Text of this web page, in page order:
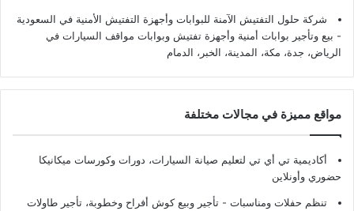
شركة حلول التفتيش الآمنة للبوابات وأجهزة التفتيش الأمنية في السعودية
- بيع وتأجير بوابات أمنية وأجهزة تفتيش وبوابات مواقف السيارات في
الرياض، جدة، مكة، المدينة، الخبر، الدمام
مواقع مميزة في مجالات مختلفة
أكاديمية تي أي تي لتعليم صيانة السيارات، دورات وكورسات ميكانيكا
حضوري وأونلاين
تنظم حفلات ومناسبات - تأجير وبيع كوش أفراح وخطوبة، تأجير طاولات